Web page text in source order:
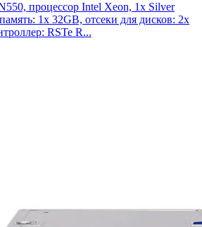
процессор Intel Xeon, 1x Silver
1x 32GB, отсеки для дисков: 2x
RSTe R...